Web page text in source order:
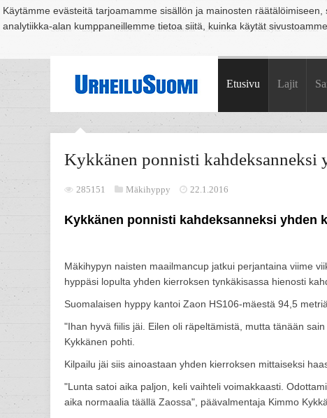
Käytämme evästeitä tarjoamamme sisällön ja mainosten
analytiikka-alan kumppaneillemme tietoa siitä, kuinka käytät sivustoamme.
Suomi Espoo Helsinki Hämeenlinna Joensuu Jyväskylä Kouvola
Etusivu Lajit
Kykkänen ponnisti kahdeksanneksi
285151 Mäkihyppy 22.1.2016
Kykkänen ponnisti kahdeksanneksi yhden
Mäkihypyn naisten maailmancup jatkui perjantaina viime
hyppäsi lopulta yhden kierroksen tynkäkisassa hienosti
Suomalaisen hyppy kantoi Zaon HS106-mäestä 94,5
"Ihan hyvä fiilis jäi. Eilen oli räpeltämistä, mutta tänään
Kykkänen pohti.
Kilpailu jäi siis ainoastaan yhden kierroksen mittaiseksi
"Lunta satoi aika paljon, keli vaihteli voimakkaasti.
aika normaalia täällä Zaossa", päävalmentaja Kimmo